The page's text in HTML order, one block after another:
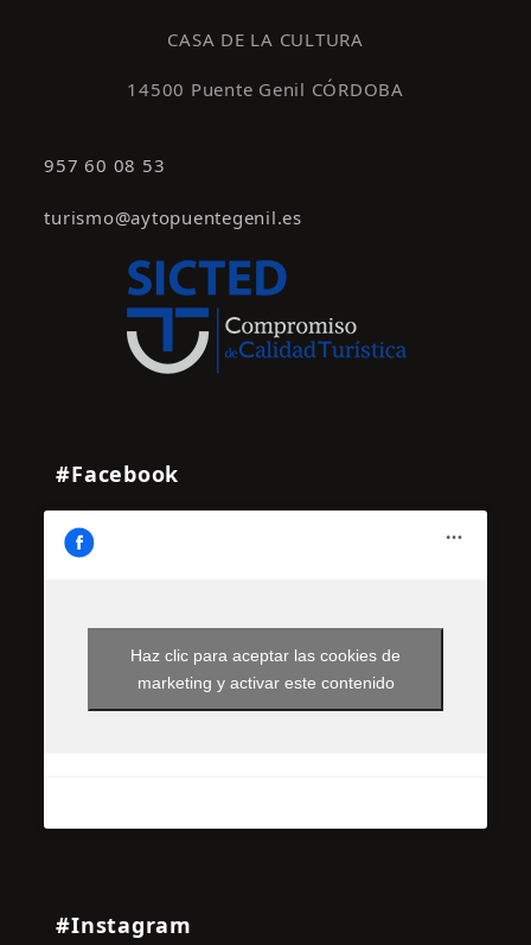
CASA DE LA CULTURA
14500 Puente Genil CÓRDOBA
957 60 08 53
turismo@aytopuentegenil.es
#Facebook
Haz clic para aceptar las cookies de
marketing y activar este contenido
#Instagram